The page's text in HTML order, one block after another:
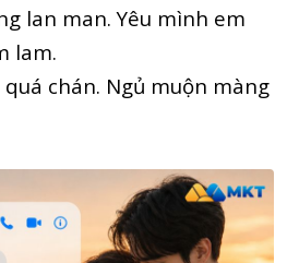
lan man. Yêu mình em
lam.
chán. Ngủ muộn màng